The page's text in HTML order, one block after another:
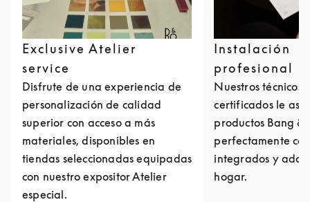
Exclusive Atelier
service
Disfrute de una experiencia de
personalización de calidad
superior con acceso a más
materiales, disponibles en
tiendas seleccionadas equipadas
con nuestro expositor Atelier
especial.
Instalación
profesional
Nuestros técnicos
certificados le
productos Bang &
perfectamente
integrados y
hogar.